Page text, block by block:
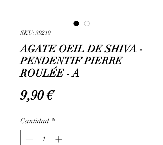
SKU: 39210
AGATE OEIL DE SHIVA -
PENDENTIF PIERRE
ROULÉE - A
9,90 €Precio
Cantidad *